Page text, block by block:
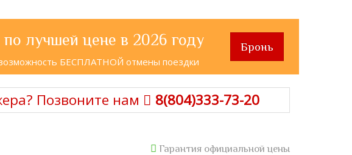
по лучшей цене в 2026 году
БЕСПЛАТНОЙ отмены поездки
Бронь
Позвоните нам 8(804)333-73-20
Гарантия официальной цены